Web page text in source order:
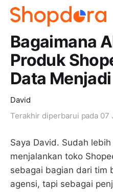
Bagaimana
Produk
Data
David
Terakhir diperbarui pada 07
Saya David. Sudah
menjalankan toko
sebagai bagian dari tim
agensi, tapi sebagai